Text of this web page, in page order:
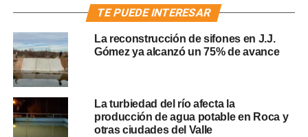
TE PUEDE INTERESAR
La reconstrucción de sifones en J.J.
Gómez ya alcanzó un 75% de avance
La turbiedad del río afecta la
producción de agua potable en Roca y
otras ciudades del Valle